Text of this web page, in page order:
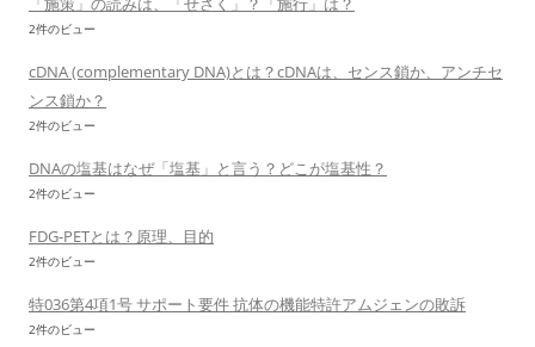
2件のビュー
cDNA (complementary DNA)とは？cDNAは、センス鎖か、アンチセ
ンス鎖か？
2件のビュー
DNAの塩基はなぜ「塩基」と言う？どこが塩基性？
2件のビュー
FDG-PETとは？原理、目的
2件のビュー
特036第4項1号 サポート要件 抗体の機能特許アムジェンの敗訴
2件のビュー